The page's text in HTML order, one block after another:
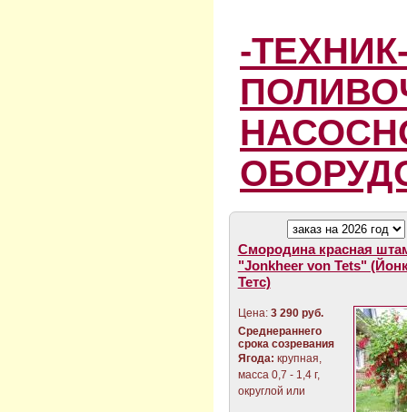
-
Смородина красная
"Jonkheer von Tets"
Тетс)
Цена: 3 290 руб.
Среднераннего
срока созревания
Ягода: крупная,
масса 0,7 - 1,4 г,
округлой или